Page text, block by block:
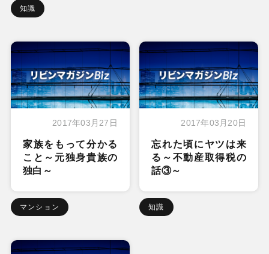
知識
2017年03月27日
家族をもって分かる
こと～元独身貴族の
独白～
マンション
2017年03月20日
忘れた頃にヤツは来
る～不動産取得税の
話③～
知識